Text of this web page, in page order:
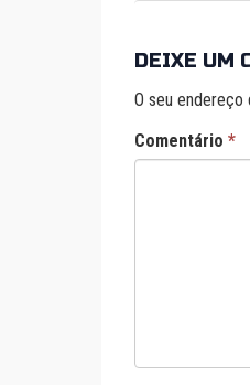
DEIXE UM
O seu endereço
Comentário *